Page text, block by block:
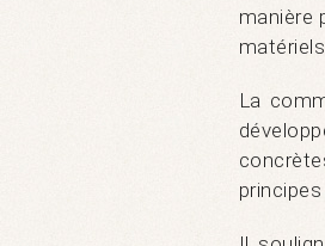
manière
La